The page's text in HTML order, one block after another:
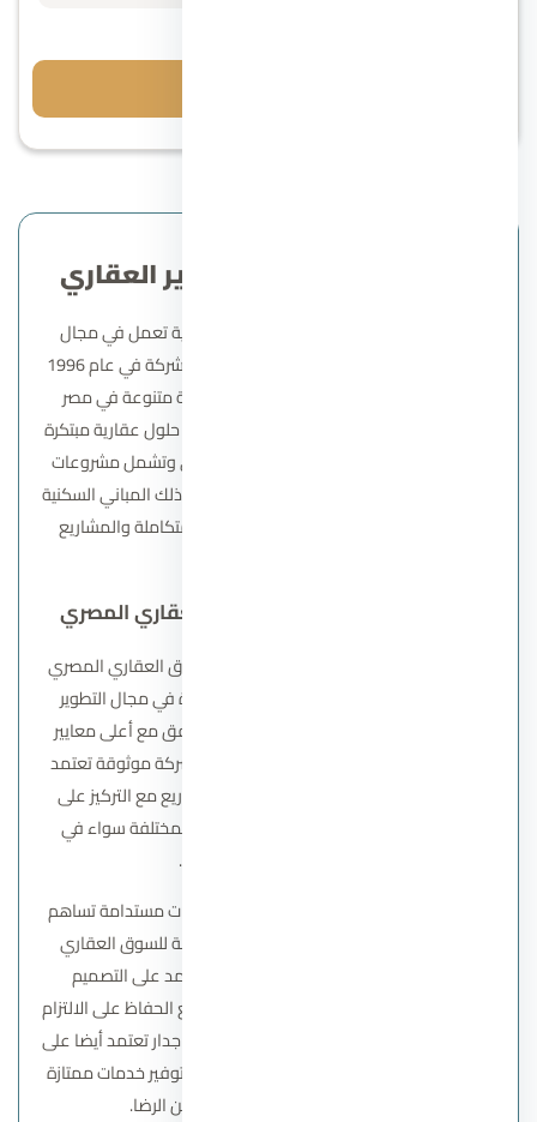
نبذه عن شركة جدار للتطوير العقاري
شركة جدار للتطوير العقاري هي شركة مصرية تعمل في مجال
التطوير العقاري والبناء والإنشاءات. تأسست الشركة في عام 1996
وتتخصص في تنفيذ وإدارة مشروعات عقارية متنوعة في مصر
وتهدف شركة جدار للتطوير العقاري إلى تقديم حلول عقارية مبتكرة
وذات جودة عالية في سوق العقارات المصري وتشمل مشروعات
الشركة مجموعة متنوعة من العقارات بما في ذلك المباني السكنية
والتجارية والإدارية، والمجتمعات السكنية المتكاملة والمشاريع
رؤية ورسالة الشركة في السوق العقاري المصري
في السوق العقاري المصري
تركز على أن تكون واحدة من الشركات الرائدة في مجال التطوير
العقاري من خلال تقديم مشاريع مبتكرة تتوافق مع أعلى معايير
الجودة وتسعى الشركة إلى تثبيت مكانتها كشركة موثوقة تعتمد
على الابتكار والتميز في تصميم وتنفيذ المشاريع مع التركيز على
تقديم حلول عقارية تلبي احتياجات العملاء المختلفة سواء في
القطاع السكني أو التجاري.
فهي تلتزم بتطوير مجتمعات مستدامة تساهم
في تحسين جودة الحياة وتقديم قيمة مضافة للسوق العقاري
المصري وتهدف إلى تقديم مشروعات تعتمد على التصميم
المعماري المتطور والبنية التحتية المتكاملة مع الحفاظ على الالتزام
بالمواعيد والجودة العالية ورؤية ورسالة شركة جدار تعتمد أيضا على
بناء علاقة طويلة الأمد مع العملاء من خلال توفير خدمات ممتازة
بعد البيع وضمان أعلى مستوى من الرضا.